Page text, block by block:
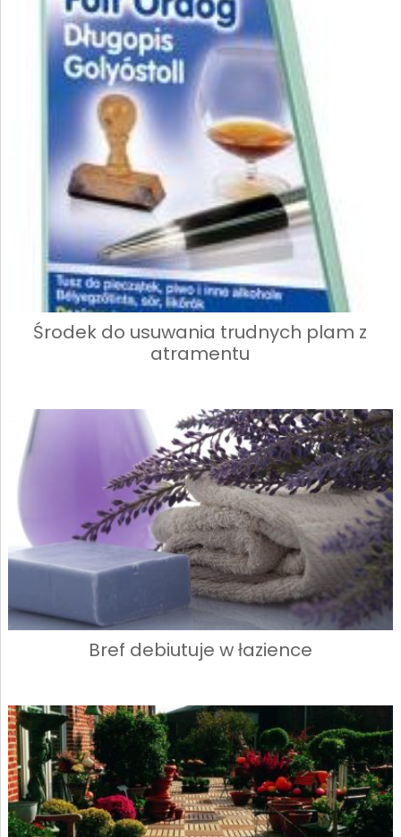
Środek do usuwania trudnych plam z
atramentu
Bref debiutuje w łazience